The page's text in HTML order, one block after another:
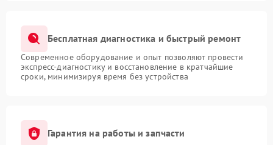
Бесплатная диагностика и быстрый ремонт
Современное оборудование и опыт позволяют провести
экспресс-диагностику и восстановление в кратчайшие
сроки, минимизируя время без устройства
Гарантия на работы и запчасти